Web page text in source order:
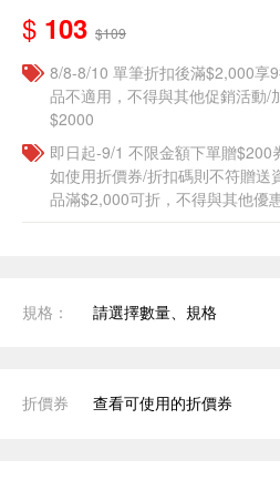
$ 103 $109
8/8-8/10 單筆折扣後滿$2,000享
品不適用，不得與其他促銷活動/
$2000
即日起-9/1 不限金額下單贈
如使用折價券/折扣碼則不符贈送
品滿$2,000可折，不得與其他優
規格： 請選擇數量、規格
折價券 查看可使用的折價券